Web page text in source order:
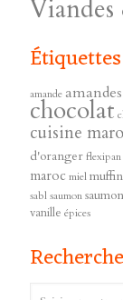
Étiquettes
amandeamandes
chocolat
cuisine
d'orangerflexipan
maroc miel
sablsaumon
vanille épices
Recherche